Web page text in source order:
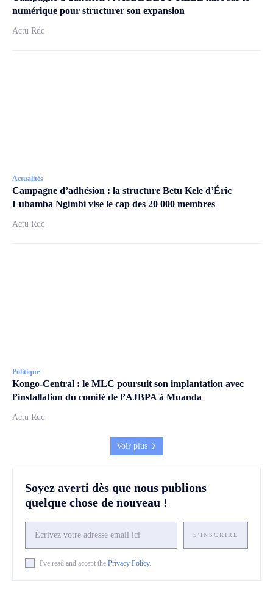
numérique pour structurer son expansion
Actu Rdc
Actualités
Campagne d’adhésion : la structure Betu Kele d’Éric
Lubamba Ngimbi vise le cap des 20 000 membres
Actu Rdc
Politique
Kongo-Central : le MLC poursuit son implantation avec
l’installation du comité de l’AJBPA à Muanda
Actu Rdc
Voir plus
Soyez averti dès que nous publions
quelque chose de nouveau !
S'INSCRIRE
I've read and accept the Privacy Policy.